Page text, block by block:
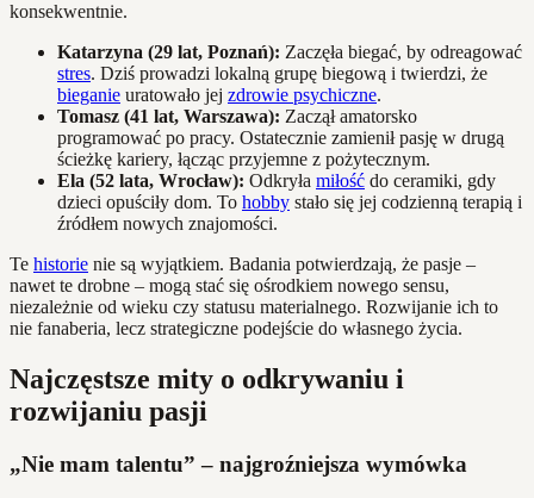
konsekwentnie.
Katarzyna (29 lat, Poznań): Zaczęła biegać, by odreagować
stres. Dziś prowadzi lokalną grupę biegową i twierdzi, że
bieganie uratowało jej zdrowie psychiczne.
Tomasz (41 lat, Warszawa): Zaczął amatorsko
programować po pracy. Ostatecznie zamienił pasję w drugą
ścieżkę kariery, łącząc przyjemne z pożytecznym.
Ela (52 lata, Wrocław): Odkryła miłość do ceramiki, gdy
dzieci opuściły dom. To hobby stało się jej codzienną terapią i
źródłem nowych znajomości.
Te historie nie są wyjątkiem. Badania potwierdzają, że pasje –
nawet te drobne – mogą stać się ośrodkiem nowego sensu,
niezależnie od wieku czy statusu materialnego. Rozwijanie ich to
nie fanaberia, lecz strategiczne podejście do własnego życia.
Najczęstsze mity o odkrywaniu i
rozwijaniu pasji
„Nie mam talentu” – najgroźniejsza wymówka